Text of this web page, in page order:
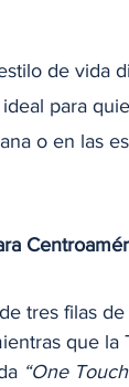
de vida
para
o en las
tres filas
que la
“One